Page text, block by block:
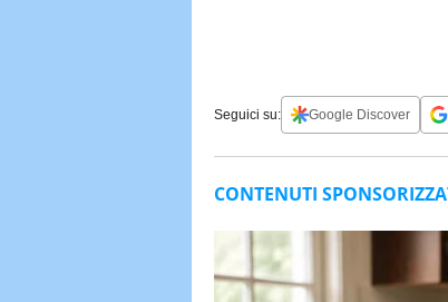
Seguici su: Google Discover